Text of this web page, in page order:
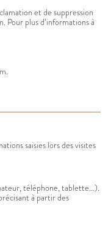
et de suppression
Pour plus d’informations à
saisies lors des visites
téléphone, tablette…).
à partir des